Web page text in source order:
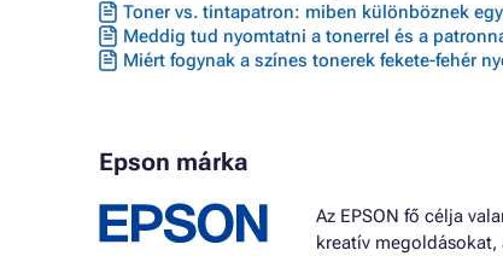
Toner vs. tintapatron: miben különböznek
Meddig tud nyomtatni a tonerrel és a
Miért fogynak a színes tonerek fekete-fehér
Epson márka
Az EPSON fő célja
kreatív megoldásokat,